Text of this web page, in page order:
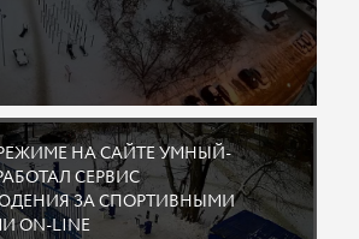
НА САЙТЕ УМНЫЙ-
СЕРВИС
ЗА СПОРТИВНЫМИ
ON-LINE